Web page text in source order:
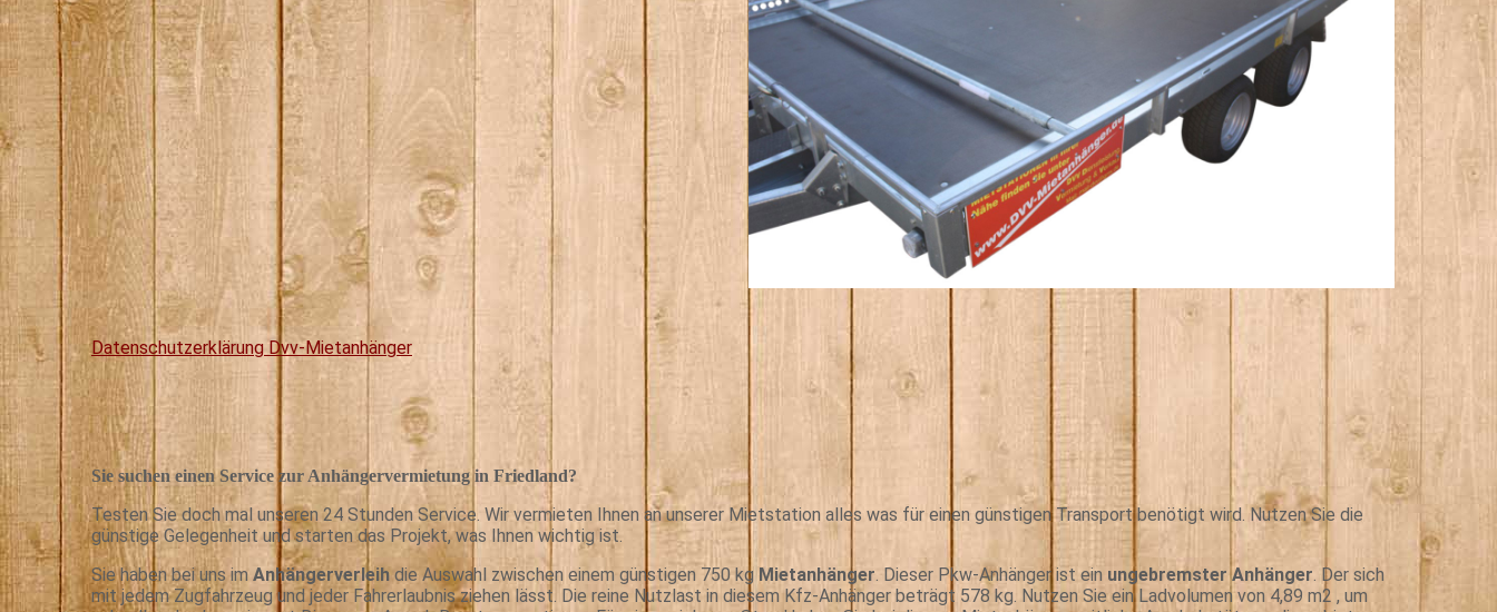
Datenschutzerklärung Dvv-Mietanhänger
Sie suchen einen Service zur Anhängervermietungin Friedland?
Testen Sie doch mal unseren 24 Stunden Service. Wir vermieten Ihnen an unserer Mietstation alles was für einen günstigen Transport benötigt wird. Nutzen Sie die
günstige Gelegenheit und starten das Projekt, was Ihnen wichtig ist.
Sie haben bei uns im Anhängerverleih die Auswahl zwischen einem günstigen 750 kg Mietanhänger. Dieser Pkw-Anhänger ist ein ungebremster Anhänger. Der sich
mit jedem Zugfahrzeug und jeder Fahrerlaubnis ziehen lässt. Die reine Nutzlast in diesem Kfz-Anhänger beträgt 578 kg. Nutzen Sie ein Ladvolumen von 4,89 m2 , um